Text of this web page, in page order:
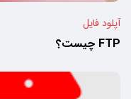
آپلود فایل
FTP چیست؟